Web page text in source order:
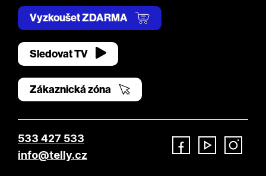
Vyzkoušet ZDARMA
Sledovat TV
Zákaznická zóna
533 427 533
info@telly.cz